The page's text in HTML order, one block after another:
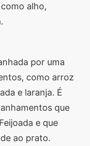
alho,
por uma
como arroz
e laranja. É
que
e que
ao prato.